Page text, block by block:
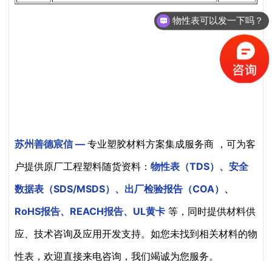
苏州善德宸信 — 专业塑胶材料方案集成服务商 ，可为客
户提供原厂工程塑料随货资料： 物性表（TDS）、安全
数据表（SDS/MSDS）、出厂检验报告（COA）、
RoHS报告、REACH报告、UL黄卡 等，同时提供材料供
应、技术咨询及应用开发支持。如您未找到相关材料的物
性表，欢迎直接来电咨询，我们竭诚为您服务。
物性表可以发一下吗？